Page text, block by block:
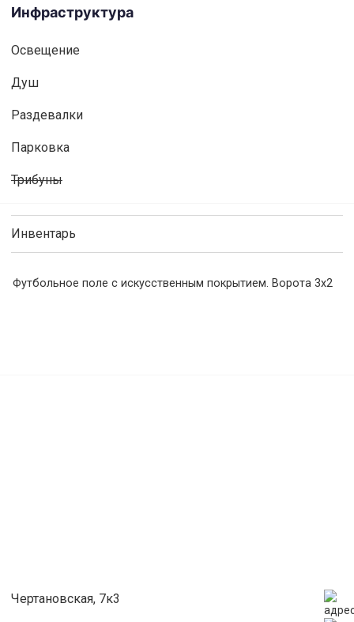
Инфраструктура
Освещениe
Душ
Раздевалки
Парковка
Трибуны
Инвентарь
Футбольное поле с искусственным покрытием. Ворота 3х2
Чертановская, 7к3